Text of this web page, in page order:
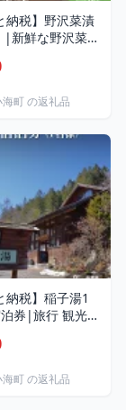
納税】野沢菜漬
|新鮮な野沢菜
野県小海町
町 の返礼品
納税】稲子湯1
券|旅行 観光
静な宿 温泉 長
町 の返礼品